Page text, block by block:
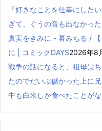
「好きなことを仕事にした
ぎて、ぐうの音も出なかった
真実をきみに - 暮みちる /
に | コミックDAYS2026年8
戦争の話になると、祖母は
たのでだいぶ儲かった上に
中も白米しか食べたことが